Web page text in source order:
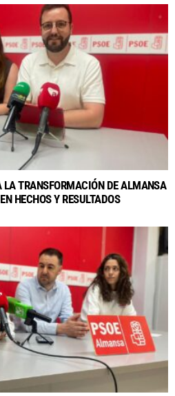
TRANSFORMACIÓN DE ALMANSA
HECHOS Y RESULTADOS